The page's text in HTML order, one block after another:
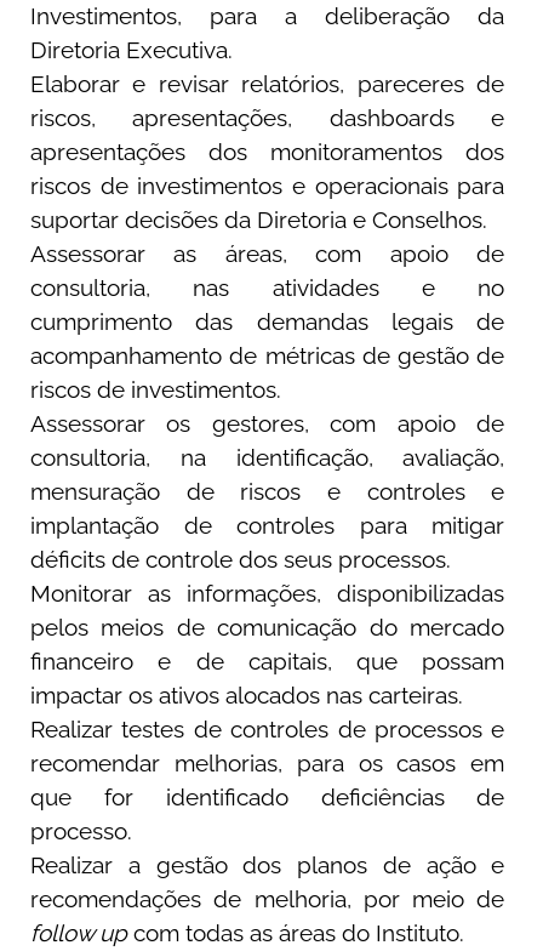
Investimentos, para a deliberação da
Diretoria Executiva.
Elaborar e revisar relatórios, pareceres de
riscos, apresentações, dashboards e
apresentações dos monitoramentos dos
riscos de investimentos e operacionais para
suportar decisões da Diretoria e Conselhos.
Assessorar as áreas, com apoio de
consultoria, nas atividades e no
cumprimento das demandas legais de
acompanhamento de métricas de gestão de
riscos de investimentos.
Assessorar os gestores, com apoio de
consultoria, na identificação, avaliação,
mensuração de riscos e controles e
implantação de controles para mitigar
déficits de controle dos seus processos.
Monitorar as informações, disponibilizadas
pelos meios de comunicação do mercado
financeiro e de capitais, que possam
impactar os ativos alocados nas carteiras.
Realizar testes de controles de processos e
recomendar melhorias, para os casos em
que for identificado deficiências de
processo.
Realizar a gestão dos planos de ação e
recomendações de melhoria, por meio de
follow upcom todas as áreas do Instituto.